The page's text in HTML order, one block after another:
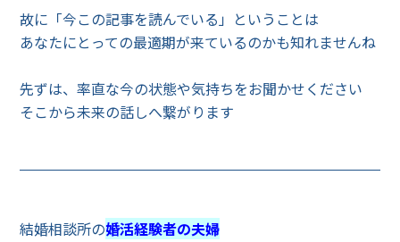
故に「今この記事を読んでいる」ということは
あなたにとっての最適期が来ているのかも知れませんね
先ずは、率直な今の状態や気持ちをお聞かせください
そこから未来の話しへ繋がります
結婚相談所の婚活経験者の夫婦